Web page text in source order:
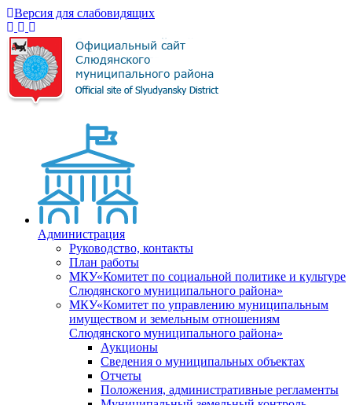
Версия для слабовидящих
Администрация
Руководство, контакты
План работы
МКУ«Комитет по социальной политике и культуре
Слюдянского муниципального района»
МКУ«Комитет по управлению муниципальным
имуществом и земельным отношениям
Слюдянского муниципального района»
Аукционы
Сведения о муниципальных объектах
Отчеты
Положения, административные регламенты